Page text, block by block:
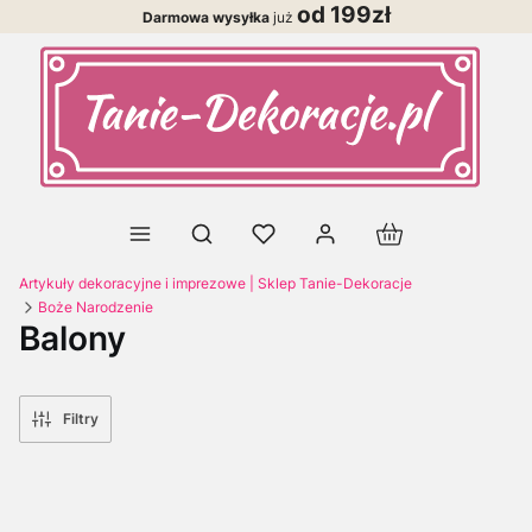
Darmowa wysyłkajuż od 199zł
Otwórz wyszukiwarkę Produkty w
Artykuły dekoracyjne i imprezowe | Sklep Tanie-Dekoracje
Boże Narodzenie
Balony
Filtry